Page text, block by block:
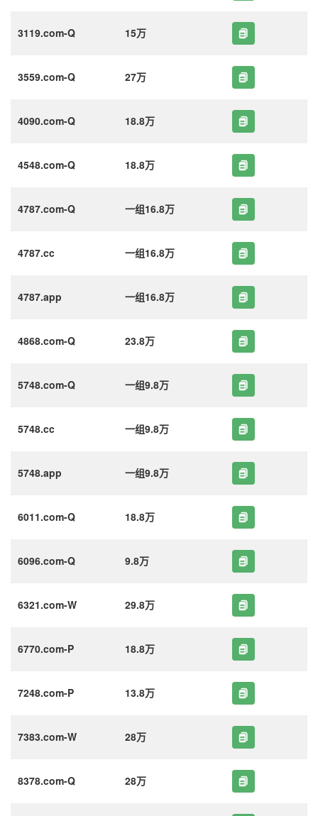
3119.com-Q 15万
3559.com-Q 27万
4090.com-Q 18.8万
4548.com-Q 18.8万
4787.com-Q 一组16.8万
4787.cc 一组16.8万
4787.app 一组16.8万
4868.com-Q 23.8万
5748.com-Q 一组9.8万
5748.cc 一组9.8万
5748.app 一组9.8万
6011.com-Q 18.8万
6096.com-Q 9.8万
6321.com-W 29.8万
6770.com-P 18.8万
7248.com-P 13.8万
7383.com-W 28万
8378.com-Q 28万